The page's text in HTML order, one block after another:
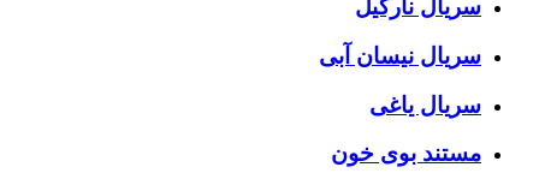
سریال نارگیل
سریال نیسان آبی
سریال یاغی
مستند بوی خون